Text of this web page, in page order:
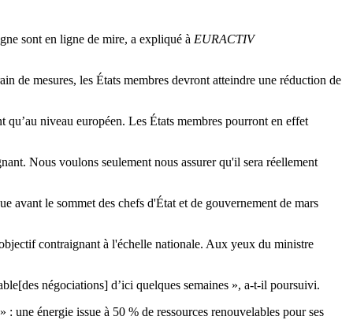
sont en ligne de mire, a expliqué à EURACTIV
de mesures, les États membres devront atteindre une réduction de
niveau européen. Les États membres pourront en effet
Nous voulons seulement nous assurer qu'il sera réellement
avant le sommet des chefs d'État et de gouvernement de mars
contraignant à l'échelle nationale. Aux yeux du ministre
négociations] d’ici quelques semaines », a-t-il poursuivi.
: une énergie issue à 50 % de ressources renouvelables pour ses